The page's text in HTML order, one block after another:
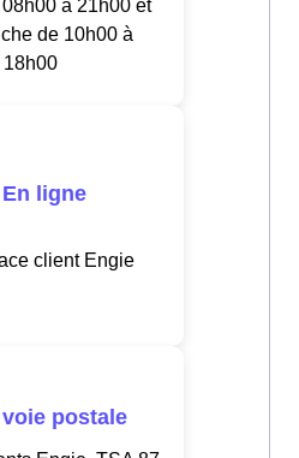
à 21h00 et
de 10h00 à
18h00
En ligne
client Engie
voie postale